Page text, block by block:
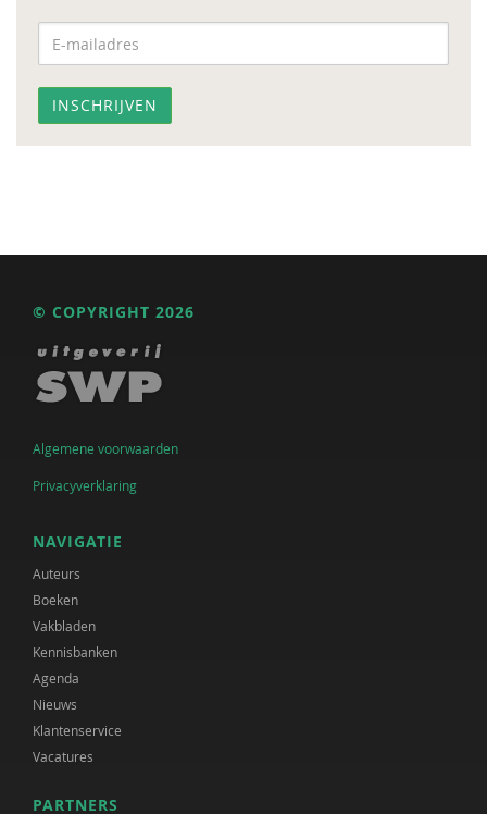
© COPYRIGHT 2026
Algemene voorwaarden
Privacyverklaring
NAVIGATIE
Auteurs
Boeken
Vakbladen
Kennisbanken
Agenda
Nieuws
Klantenservice
Vacatures
PARTNERS